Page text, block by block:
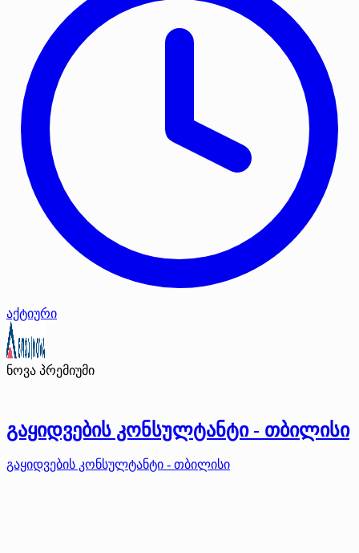
აქტიური
ნოვა პრემიუმი
გაყიდვების კონსულტანტი - თბილისი
გაყიდვების კონსულტანტი - თბილისი